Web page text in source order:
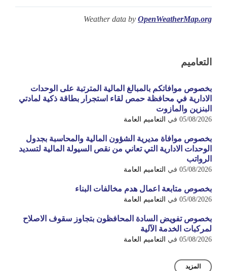
Weather data by OpenWeatherMap.org
التعاميم
بخصوص موافاتكم بالمبالغ المالية المترتبة على الوحدات
الادارية في محافظة حمص لقاء استجرار بطاقة ذكية لمادتي
البنزين والمازوت
05/08/2026 في التعاميم العامة
بخصوص موافاة مديرية الشؤون المالية والمحاسبة بجدول
الوحدات الادارية التي تعاني من نقص السيولة المالية لتسديد
الرواتب
05/08/2026 في التعاميم العامة
بخصوص متابعة اعمال هدم مخالفات البناء
05/08/2026 في التعاميم العامة
بخصوص تفويض السادة المحافظون بتجاوز سقوف الاصلاح
لمركبات الخدمة الآلية
05/08/2026 في التعاميم العامة
المزيد